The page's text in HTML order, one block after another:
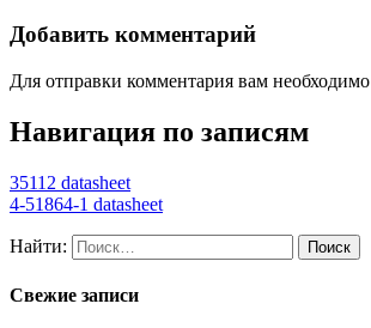
Добавить комментарий
Для отправки комментария вам необходимо
Навигация по записям
35112 datasheet
4-51864-1 datasheet
Найти:
Свежие записи